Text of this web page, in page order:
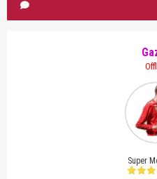
Super